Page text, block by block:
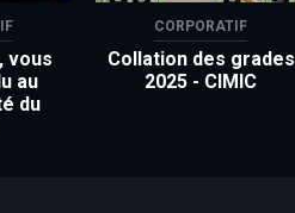
vous
au
du
CORPORATIF
Collation des grades
2025 - CIMIC